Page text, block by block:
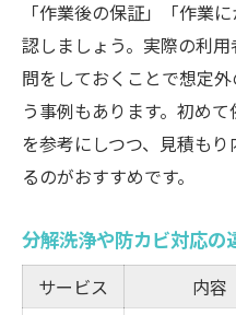
「作業後の保証」「作業
認しましょう。実際の利
問をしておくことで想定
う事例もあります。初め
を参考にしつつ、見積も
るのがおすすめです。
分解洗浄や防カビ対応の
サービス 内容